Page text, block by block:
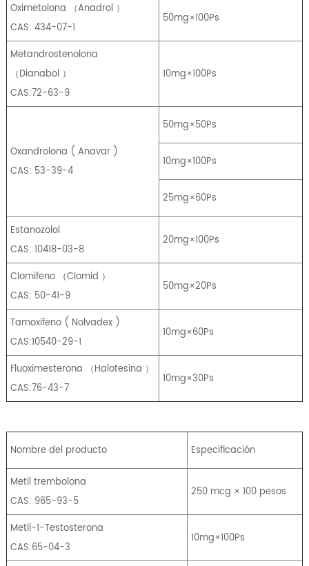
Oximetolona （Anadrol ）
CAS: 434-07-1
50mg×100Ps
Metandrostenolona
（Dianabol ）
CAS:72-63-9
10mg×100Ps
Oxandrolona (Anavar )
CAS: 53-39-4
50mg×50Ps
10mg×100Ps
25mg×60Ps
Estanozolol
CAS: 10418-03-8
20mg×100Ps
Clomifeno （Clomid ）
CAS: 50-41-9
50mg×20Ps
Tamoxifeno ( Nolvadex )
CAS:10540-29-1
10mg×60Ps
Fluoximesterona （Halotesina ）
CAS:76-43-7
10mg×30Ps
Nombre del producto Especificación
Metil trembolona
CAS: 965-93-5
250 mcg × 100 pesos
Metil-1-Testosterona
CAS:65-04-3
10mg×100Ps